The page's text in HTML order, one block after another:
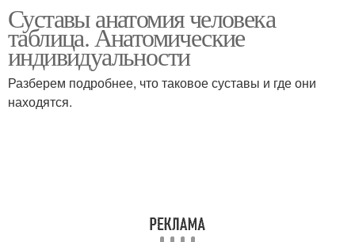
Суставы анатомия человека
таблица. Анатомические
индивидуальности
Разберем подробнее, что таковое суставы и где они
находятся.